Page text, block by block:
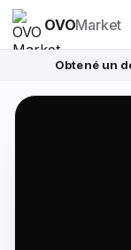
OVOMarket
Obtené un